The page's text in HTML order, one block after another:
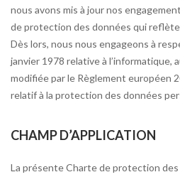
nous avons mis à jour nos
de protection des données qui
Dès lors, nous nous engageons à
janvier 1978 relative à l’informatique,
modifiée par le Règlement européen
relatif à la protection des données
CHAMP D’APPLICATION
La présente Charte de protection